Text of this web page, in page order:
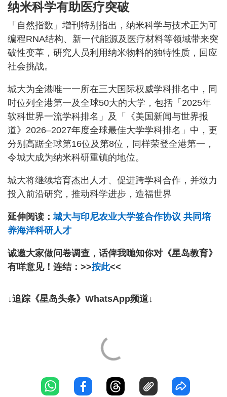
纳米科学有助医疗突破
「自然指数」增刊特别指出，纳米科学与技术正为可
编程RNA结构、新一代能源及医疗材料等领域带来突
破性变革，研究人员利用纳米物料的独特性质，回应
社会挑战。
城大为全港唯一一所在三大国际权威学科排名中，同
时位列全港第一及全球50大的大学，包括「2025年
软科世界一流学科排名」及「《美国新闻与世界报
道》2026–2027年度全球最佳大学学科排名」中，更
分别高踞全球第16位及第8位，同样荣登全港第一，
令城大成为纳米科研重镇的地位。
城大将继续培育杰出人才、促进跨学科合作，并致力
投入前沿研究，推动科学进步，造福世界
延伸阅读：城大与印尼农业大学签合作协议 共同培
养海洋科研人才
诚邀大家做问卷调查，话俾我哋知你对《星岛教育》
有咩意见！连结：>>按此<<
↓追踪《星岛头条》WhatsApp频道↓